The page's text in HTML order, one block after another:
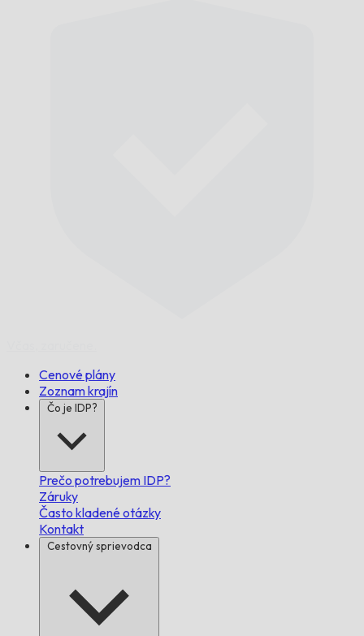
Cenové plány
Zoznam krajín
Čo je IDP?
Prečo potrebujem IDP?
Záruky
Často kladené otázky
Kontakt
Cestovný sprievodca